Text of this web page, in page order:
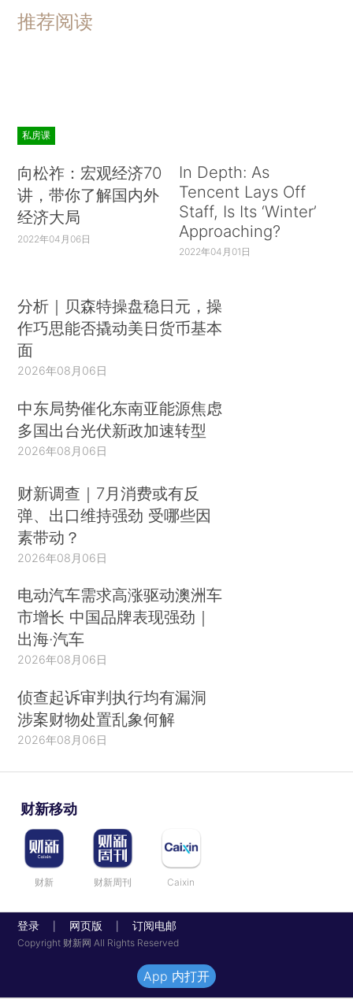
推荐阅读
私房课
向松祚：宏观经济70
讲，带你了解国内外
经济大局
2022年04月06日
In Depth: As
Tencent Lays Off
Staff, Is Its ‘Winter’
Approaching?
2022年04月01日
分析｜贝森特操盘稳日元，操
作巧思能否撬动美日货币基本
面
2026年08月06日
中东局势催化东南亚能源焦虑
多国出台光伏新政加速转型
2026年08月06日
财新调查｜7月消费或有反
弹、出口维持强劲 受哪些因
素带动？
2026年08月06日
电动汽车需求高涨驱动澳洲车
市增长 中国品牌表现强劲｜
出海·汽车
2026年08月06日
侦查起诉审判执行均有漏洞
涉案财物处置乱象何解
2026年08月06日
财新移动
财新 财新周刊 Caixin
登录 网页版 订阅电邮
Copyright 财新网 All Rights Reserved
App 内打开